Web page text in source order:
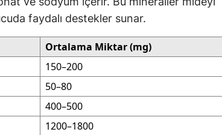
faydalı destekler sunar.
Ortalama Miktar (mg)
150–200
50–80
400–500
1200–1800